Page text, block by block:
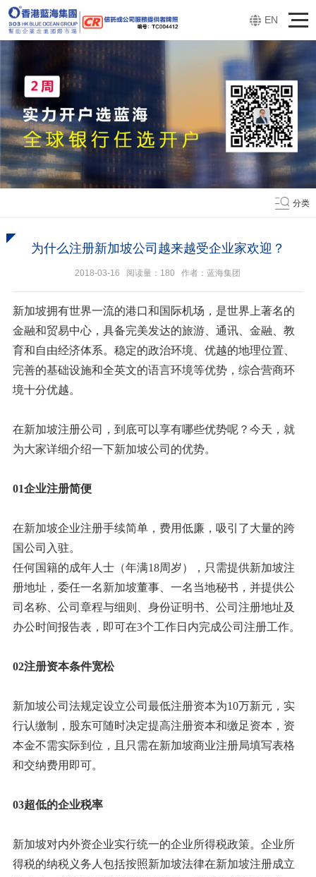
EN
分类
为什么注册新加坡公司越来越受企业家欢迎？
2018-03-16 阅读量： 180 作者：蓝海集团
新加坡拥有世界一流的港口和国际机场，是世界上著名的
金融和贸易中心，具备完美发达的旅游、通讯、金融、教
育和自由经济体系。稳定的政治环境、优越的地理位置、
完善的基础设施和全英文的语言环境等优势，综合营商环
境十分优越。
在新加坡注册公司，到底可以享有哪些优势呢？今天，就
为大家详细介绍一下新加坡公司的优势。
01企业注册简便
在新加坡企业注册手续简单，费用低廉，吸引了大量的跨
国公司入驻。
任何国籍的成年人士（年满18周岁），只需提供新加坡注
册地址，委任一名新加坡董事、一名当地秘书，并提供公
司名称、公司章程与细则、身份证明书、公司注册地址及
办公时间报告表，即可在3个工作日内完成公司注册工作。
02注册资本条件宽松
新加坡公司法规定设立公司最低注册资本为10万新元，实
行认缴制，股东可随时决定提高注册资本和缴足资本，资
本金不需实际到位，且只需在新加坡商业注册局填写表格
和交纳费用即可。
03超低的企业税率
新加坡对内外资企业实行统一的企业所得税政策。企业所
得税的纳税义务人包括按照新加坡法律在新加坡注册成立